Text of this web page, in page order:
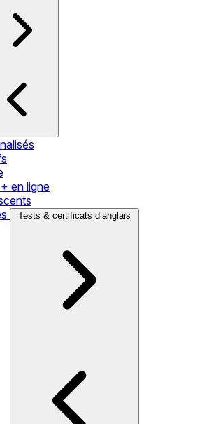
en ligne
Tests & certificats d’anglais